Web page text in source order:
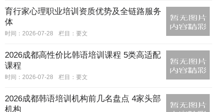
育行家心理职业培训资质优势及全链路服务
体
时间：2026-07-28 栏目： 要文
2026成都高性价比韩语培训课程 5类高适配
课程
时间：2026-07-28 栏目： 要文
2026成都韩语培训机构前几名盘点 4家头部
机构